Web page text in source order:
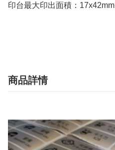
印台最大印出面積：17x42mm
商品詳情